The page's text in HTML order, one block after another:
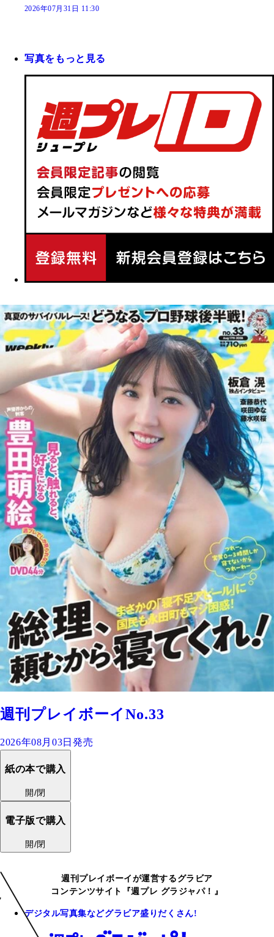
2026年07月31日 11:30
写真をもっと見る
週刊プレイボーイNo.33
2026年08月03日発売
紙の本で購入
開/閉
電子版で購入
開/閉
週刊プレイボーイが運営するグラビア
コンテンツサイト『週プレ グラジャパ！』
デジタル写真集などグラビア盛りだくさん!